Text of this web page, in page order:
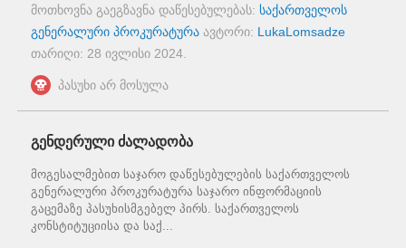
მოთხოვნა გაეგზავნა დაწესებულებას: საქართველოს
გენერალური პროკურატურა ავტორი: LukaLomsadze
თარიღი: 28 ივლისი 2024
პასუხი არ მოსულა
გენდერული ძალადობა
მოგესალმებით საჯარო დაწესებულების საქართველოს
გენერალური პროკურატურა საჯარო ინფორმაციის
გაცემაზე პასუხისმგებელ პირს. საქართველოს
კონსტიტუციისა და საქ...